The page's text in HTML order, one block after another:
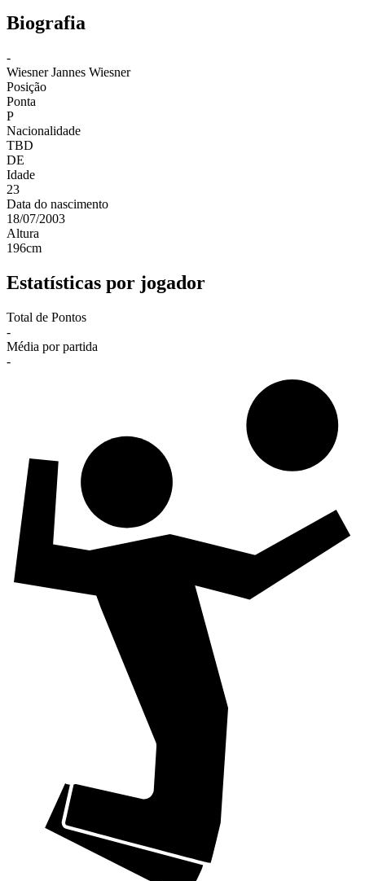
Biografia
-
Wiesner Jannes Wiesner
Posição
Ponta
P
Nacionalidade
TBD
DE
Idade
23
Data do nascimento
18/07/2003
Altura
196cm
Estatísticas por jogador
Total de Pontos
-
Média por partida
-